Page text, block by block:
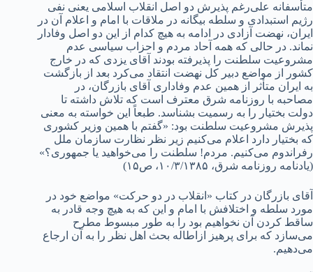
متأسفانه علی‌رغم پذیرش دو اصل انقلاب اسلامی یعنی نفی
رژیم استبدادی و سلطه بیگانه در ملاقات با امام و اعلام آن در
ایران، نهضت آزادی در ادامه به هیچ کدام از این دو اصل وفادار
نماند. در حالی که همه آحاد مردم و احزاب سیاسی عدم
مشروعیت سلطنت را پذیرفته بودند آقای یزدی که در خارج
کشور از مواضع دبیر کل نهضت انتقاد می‌کرد بعد از بازگشت
به ایران متأثر از همین عدم وفاداری آقای بازرگان، در
مصاحبه با روزنامه شرق معترف است که تلاش داشته تا
دولت بختیار را به رسمیت بشناسد. طبعاً این خواسته به معنی
پذیرش مشروعیت سلطنت بود: «گفتم با همین وزیر کشوری
که بختیار دارد اعلام می‌کنیم زیر نظر نظارت سازمان ملل
رفراندوم می‌کنیم. مردم! سلطنت را می‌خواهید یا جمهوری؟»
(یادنامه روزنامه شرق، ۱۰/۳/۱۳۸۵، ص۱۵)
آقای بازرگان در کتاب «انقلاب در دو حرکت» مواضع خود در
مورد سلطه و اختلافش با امام و این که به هیچ وجه قادر به
ساقط کردن آن نخواهیم بود را به طور مبسوط مطرح
می‌سازد که برای پرهیز ازاطاله بحث اهل نظر را به آن ارجاع
می‌دهیم.